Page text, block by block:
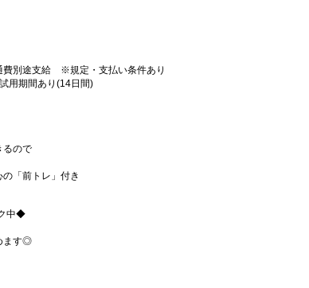
費別途支給 ※規定・支払い条件あり
用期間あり(14日間)
るので
「前トレ」付き
中◆
ます◎